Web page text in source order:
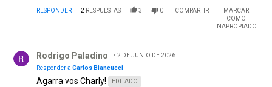
RESPONDER 2 RESPUESTAS 3 0 COMPARTIR
MARCAR
COMO
INAPROPIADO
Rodrigo Paladino
2 DE JUNIO DE 2026
Responder a Carlos Biancucci
Agarra vos Charly! EDITADO